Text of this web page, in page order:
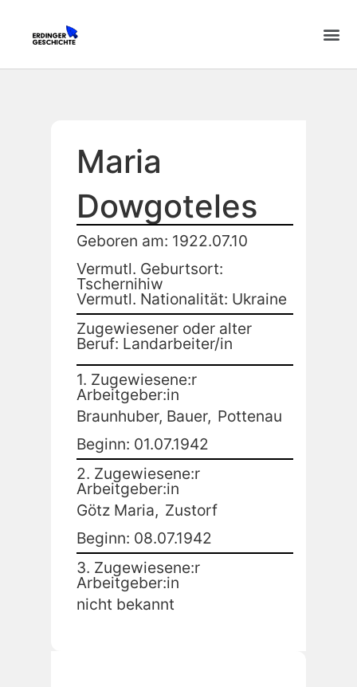
Maria
Dowgoteles
Geboren am: 1922.07.10
Vermutl. Geburtsort:
Tschernihiw
Vermutl. Nationalität: Ukraine
Zugewiesener oder alter
Beruf: Landarbeiter/in
1. Zugewiesene:r
Arbeitgeber:in
Braunhuber, Bauer, Pottenau
Beginn: 01.07.1942
2. Zugewiesene:r
Arbeitgeber:in
Götz Maria, Zustorf
Beginn: 08.07.1942
3. Zugewiesene:r
Arbeitgeber:in
nicht bekannt